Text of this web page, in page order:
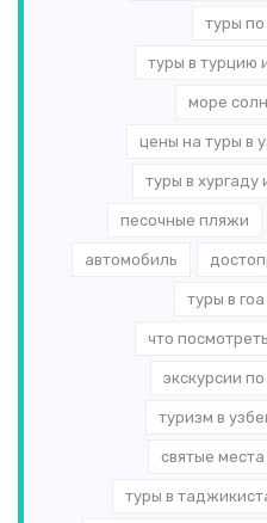
туры
туры в турцию
море
цены на туры в
туры в хургаду
песочные пляжи
автомобиль
туры в гоа
что
экскурсии
туризм в
святые
туры в